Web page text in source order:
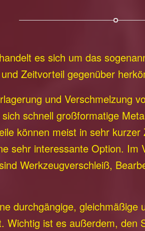
es sich um das
Zeitvorteil gegenüber
und Verschmelzung
schnell großformatige
können meist in sehr
sehr interessante Option.
Werkzeugverschleiß,
durchgängige,
ist es außerdem,